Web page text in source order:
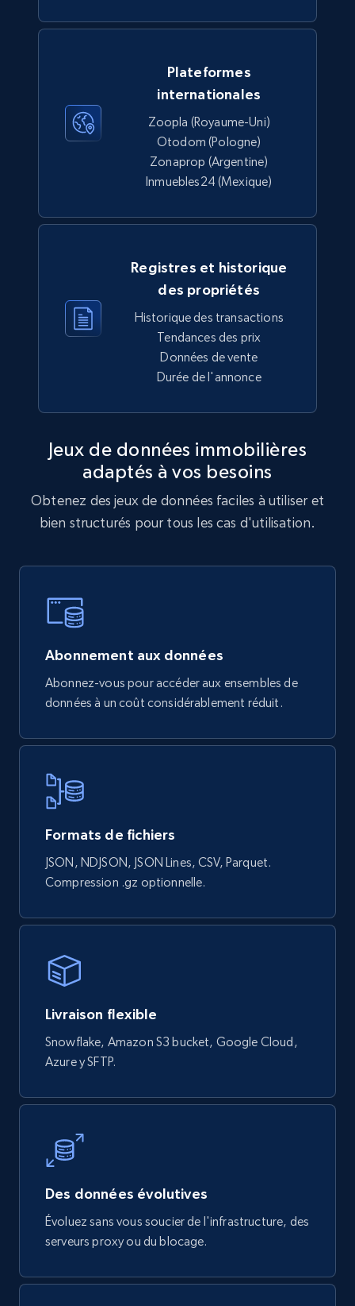
Plateformes
internationales
Zoopla (Royaume-Uni)
Otodom (Pologne)
Zonaprop (Argentine)
Inmuebles24 (Mexique)
Registres et historique
des propriétés
Historique des transactions
Tendances des prix
Données de vente
Durée de l'annonce
Jeux de données immobilières
adaptés à vos besoins
Obtenez des jeux de données faciles à utiliser et
bien structurés pour tous les cas d'utilisation.
Abonnement aux données
Abonnez-vous pour accéder aux ensembles de
données à un coût considérablement réduit.
Formats de fichiers
JSON, NDJSON, JSON Lines, CSV, Parquet.
Compression .gz optionnelle.
Livraison flexible
Snowflake, Amazon S3 bucket, Google Cloud,
Azure y SFTP.
Des données évolutives
Évoluez sans vous soucier de l'infrastructure, des
serveurs proxy ou du blocage.